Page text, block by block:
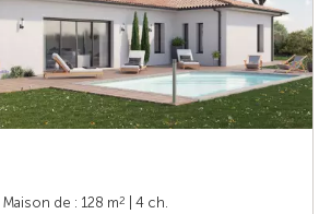
| Maison de : 128 m2
| 4 ch.